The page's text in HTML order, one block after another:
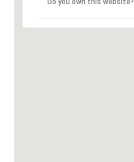
Do you own this website?